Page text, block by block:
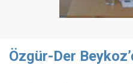
Özgür-Der